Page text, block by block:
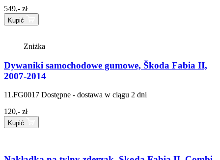
549,- zł
Kupić
Zniżka
Dywaniki samochodowe gumowe, Škoda Fabia II,
2007-2014
11.FG0017 Dostępne - dostawa w ciągu 2 dni
120,- zł
Kupić